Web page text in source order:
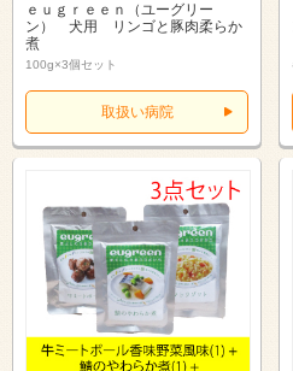
ｅｕｇｒｅｅｎ（ユーグリー
ン） 犬用 リンゴと豚肉柔らか
煮
100g×3個セット
取扱い病院